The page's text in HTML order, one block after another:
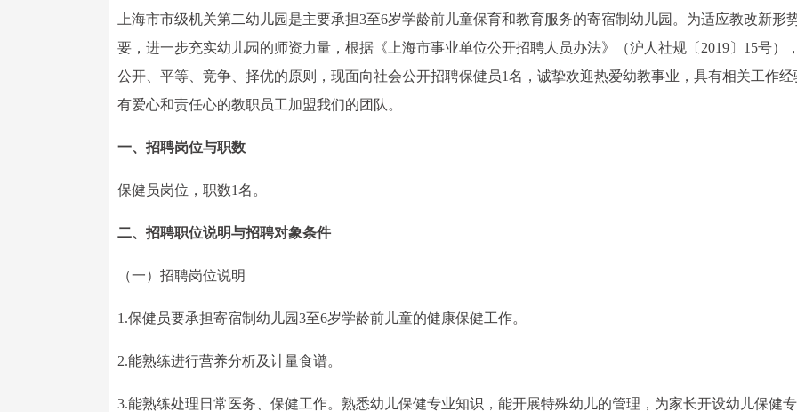
上海市市级机关第二幼儿园是主要承担3至6岁学龄前儿童保育和教育服务的寄宿制幼儿园。为适应教改新形
要，进一步充实幼儿园的师资力量，根据《上海市事业单位公开招聘人员办法》（沪人社规〔2019〕15号）
公开、平等、竞争、择优的原则，现面向社会公开招聘保健员1名，诚挚欢迎热爱幼教事业，具有相关工作经
有爱心和责任心的教职员工加盟我们的团队。
一、招聘岗位与职数
保健员岗位，职数1名。
二、招聘职位说明与招聘对象条件
（一）招聘岗位说明
1.保健员要承担寄宿制幼儿园3至6岁学龄前儿童的健康保健工作。
2.能熟练进行营养分析及计量食谱。
3.能熟练处理日常医务、保健工作。熟悉幼儿保健专业知识，能开展特殊幼儿的管理，为家长开设幼儿保健